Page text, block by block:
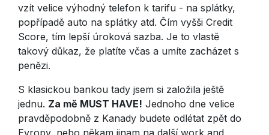
vzít velice výhodný telefon k tarifu - na splátky,
popřípadě auto na splátky atd. Čím vyšši Credit
Score, tím lepší úroková sazba. Je to vlastě
takový důkaz, že platíte včas a umíte zacházet s
penězi.
S klasickou bankou tady jsem si založila ještě
jednu. Za mě MUST HAVE! Jednoho dne velice
pravděpodobně z Kanady budete odlétat zpět do
Evropy, nebo někam jinam na další work and